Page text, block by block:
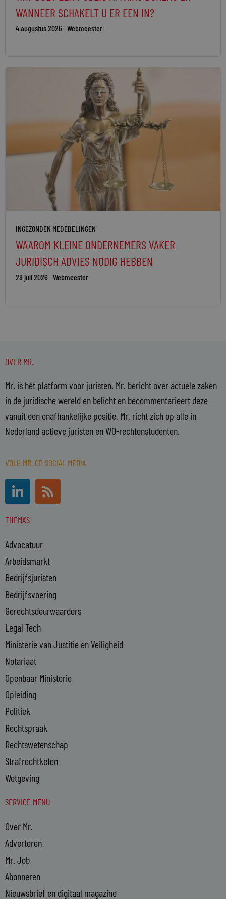
WANNEER SCHAKELT U ER EEN IN?
4 augustus 2026 Webmeester
INGEZONDEN MEDEDELINGEN
WAAROM KLEINE ONDERNEMERS VAKER
JURIDISCH ADVIES NODIG HEBBEN
28 juli 2026 Webmeester
OVER MR.
Mr. is hét platform voor juristen. Mr. bericht over actuele zaken
in de juridische wereld en belicht en becommentarieert deze
vanuit een onafhankelijke positie. Mr. richt zich op alle in
Nederland actieve juristen en WO-rechtenstudenten.
VOLG MR. OP SOCIAL MEDIA
L
i
n
k
d
i
n
-
i
n
R
s
s
THEMA'S
Advocatuur
Arbeidsmarkt
Bedrijfsjuristen
Bedrijfsvoering
Gerechtsdeurwaarders
Legal Tech
Ministerie van Justitie en Veiligheid
Notariaat
Openbaar Ministerie
Opleiding
Politiek
Rechtspraak
Rechtswetenschap
Strafrechtketen
Wetgeving
SERVICE MENU
Over Mr.
Adverteren
Mr. Job
Abonneren
Nieuwsbrief en digitaal magazine